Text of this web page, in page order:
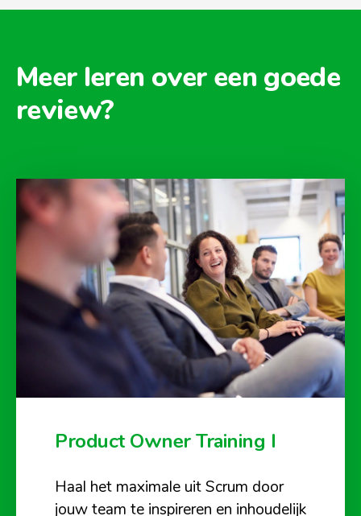
Meer leren over een goede
review?
Product Owner Training I
Haal het maximale uit Scrum door
jouw team te inspireren en inhoudelijk